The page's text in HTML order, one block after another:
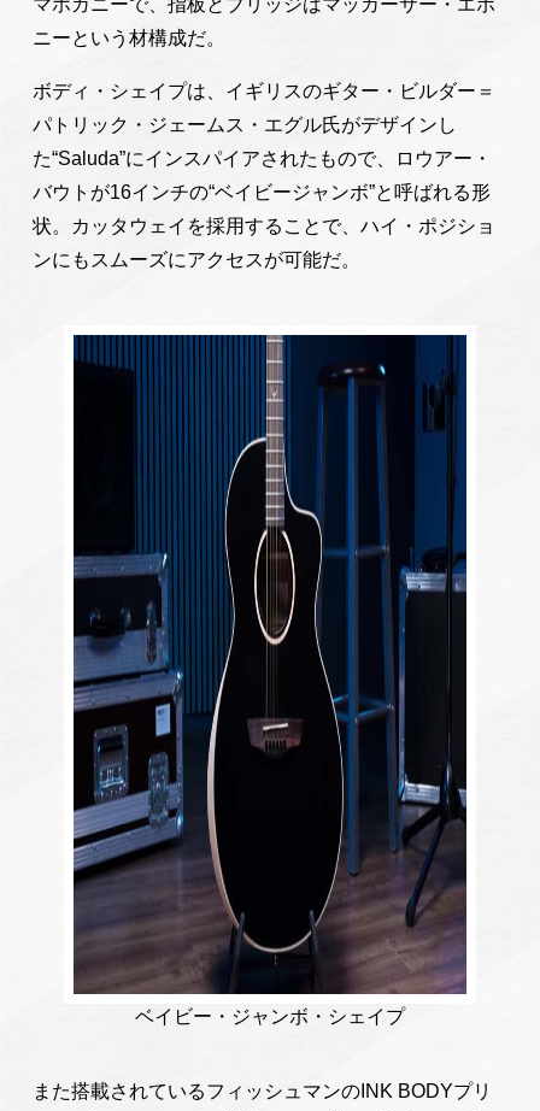
マホガニーで、指板とブリッジはマッカーサー・エボ
ニーという材構成だ。
ボディ・シェイプは、イギリスのギター・ビルダー＝
パトリック・ジェームス・エグル氏がデザインし
た“Saluda”にインスパイアされたもので、ロウアー・
バウトが16インチの“ベイビージャンボ”と呼ばれる形
状。カッタウェイを採用することで、ハイ・ポジショ
ンにもスムーズにアクセスが可能だ。
ベイビー・ジャンボ・シェイプ
また搭載されているフィッシュマンのINK BODYプリ